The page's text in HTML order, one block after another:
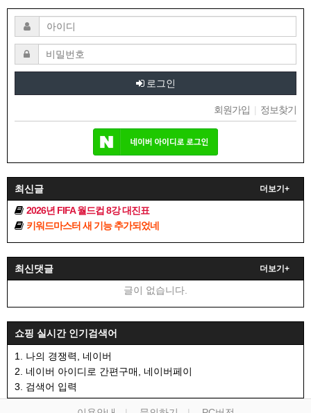
로그인
회원가입 | 정보찾기
최신글 더보기+
2026년 FIFA 월드컵 8강 대진표
키워드마스터 새 기능 추가되었네
최신댓글 더보기+
글이 없습니다.
쇼핑 실시간 인기검색어
1. 나의 경쟁력, 네이버
2. 네이버 아이디로 간편구매, 네이버페이
3. 검색어 입력